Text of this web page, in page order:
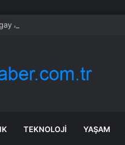
AKP’ye mi geçiyor? Açıklama
TEKNOLOJI YAŞAM